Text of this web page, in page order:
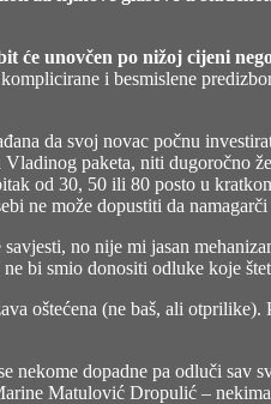
će unovčen po nižoj cijeni
i besmislene
da svoj novac počnu
paketa, niti dugoročno
od 30, 50 ili 80 posto u
ne može dopustiti da
no nije mi jasan
smio donositi odluke koje
oštećena (ne baš, ali
dopadne pa odluči sav
Matulović Dropulić –